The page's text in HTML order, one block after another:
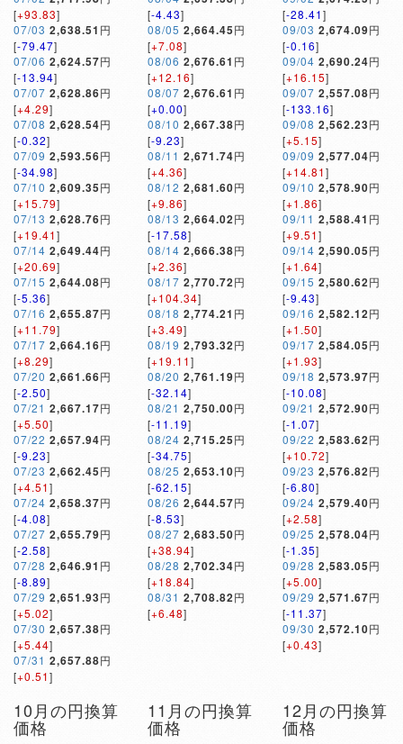
[+93.83]
07/03 2,638.51 円
[-79.47]
07/06 2,624.57円
[-13.94]
07/07 2,628.86円
[+4.29]
07/08 2,628.54円
[-0.32]
07/09 2,593.56円
[-34.98]
07/10 2,609.35円
[+15.79]
07/13 2,628.76円
[+19.41]
07/14 2,649.44円
[+20.69]
07/15 2,644.08円
[-5.36]
07/16 2,655.87円
[+11.79]
07/17 2,664.16円
[+8.29]
07/20 2,661.66円
[-2.50]
07/21 2,667.17円
[+5.50]
07/22 2,657.94円
[-9.23]
07/23 2,662.45円
[+4.51]
07/24 2,658.37円
[-4.08]
07/27 2,655.79円
[-2.58]
07/28 2,646.91 円
[-8.89]
07/29 2,651.93円
[+5.02]
07/30 2,657.38円
[+5.44]
07/31 2,657.88円
[+0.51]
[-4.43]
08/05 2,664.45円
[+7.08]
08/06 2,676.61 円
[+12.16]
08/07 2,676.61 円
[+0.00]
08/10 2,667.38円
[-9.23]
08/11 2,671.74円
[+4.36]
08/12 2,681.60円
[+9.86]
08/13 2,664.02円
[-17.58]
08/14 2,666.38円
[+2.36]
08/17 2,770.72円
[+104.34]
08/18 2,774.21 円
[+3.49]
08/19 2,793.32円
[+19.11]
08/20 2,761.19円
[-32.14]
08/21 2,750.00円
[-11.19]
08/24 2,715.25円
[-34.75]
08/25 2,653.10円
[-62.15]
08/26 2,644.57円
[-8.53]
08/27 2,683.50円
[+38.94]
08/28 2,702.34円
[+18.84]
08/31 2,708.82円
[+6.48]
[-28.41]
09/03 2,674.09円
[-0.16]
09/04 2,690.24円
[+16.15]
09/07 2,557.08円
[-133.16]
09/08 2,562.23円
[+5.15]
09/09 2,577.04円
[+14.81]
09/10 2,578.90円
[+1.86]
09/11 2,588.41 円
[+9.51]
09/14 2,590.05円
[+1.64]
09/15 2,580.62円
[-9.43]
09/16 2,582.12円
[+1.50]
09/17 2,584.05円
[+1.93]
09/18 2,573.97円
[-10.08]
09/21 2,572.90円
[-1.07]
09/22 2,583.62円
[+10.72]
09/23 2,576.82円
[-6.80]
09/24 2,579.40円
[+2.58]
09/25 2,578.04円
[-1.35]
09/28 2,583.05円
[+5.00]
09/29 2,571.67円
[-11.37]
09/30 2,572.10円
[+0.43]
10月の円換算
価格
11月の円換算
価格
12月の円換算
価格